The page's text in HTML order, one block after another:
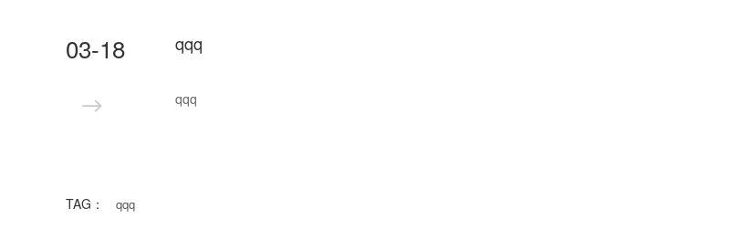
03-18 qqq
qqq
TAG： qqq